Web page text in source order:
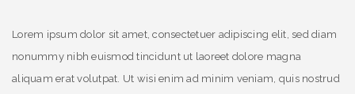
Lorem ipsum dolor sit amet, consectetuer adipiscing elit, sed diam
nonummy nibh euismod tincidunt ut laoreet dolore magna
aliquam erat volutpat. Ut wisi enim ad minim veniam, quis nostrud